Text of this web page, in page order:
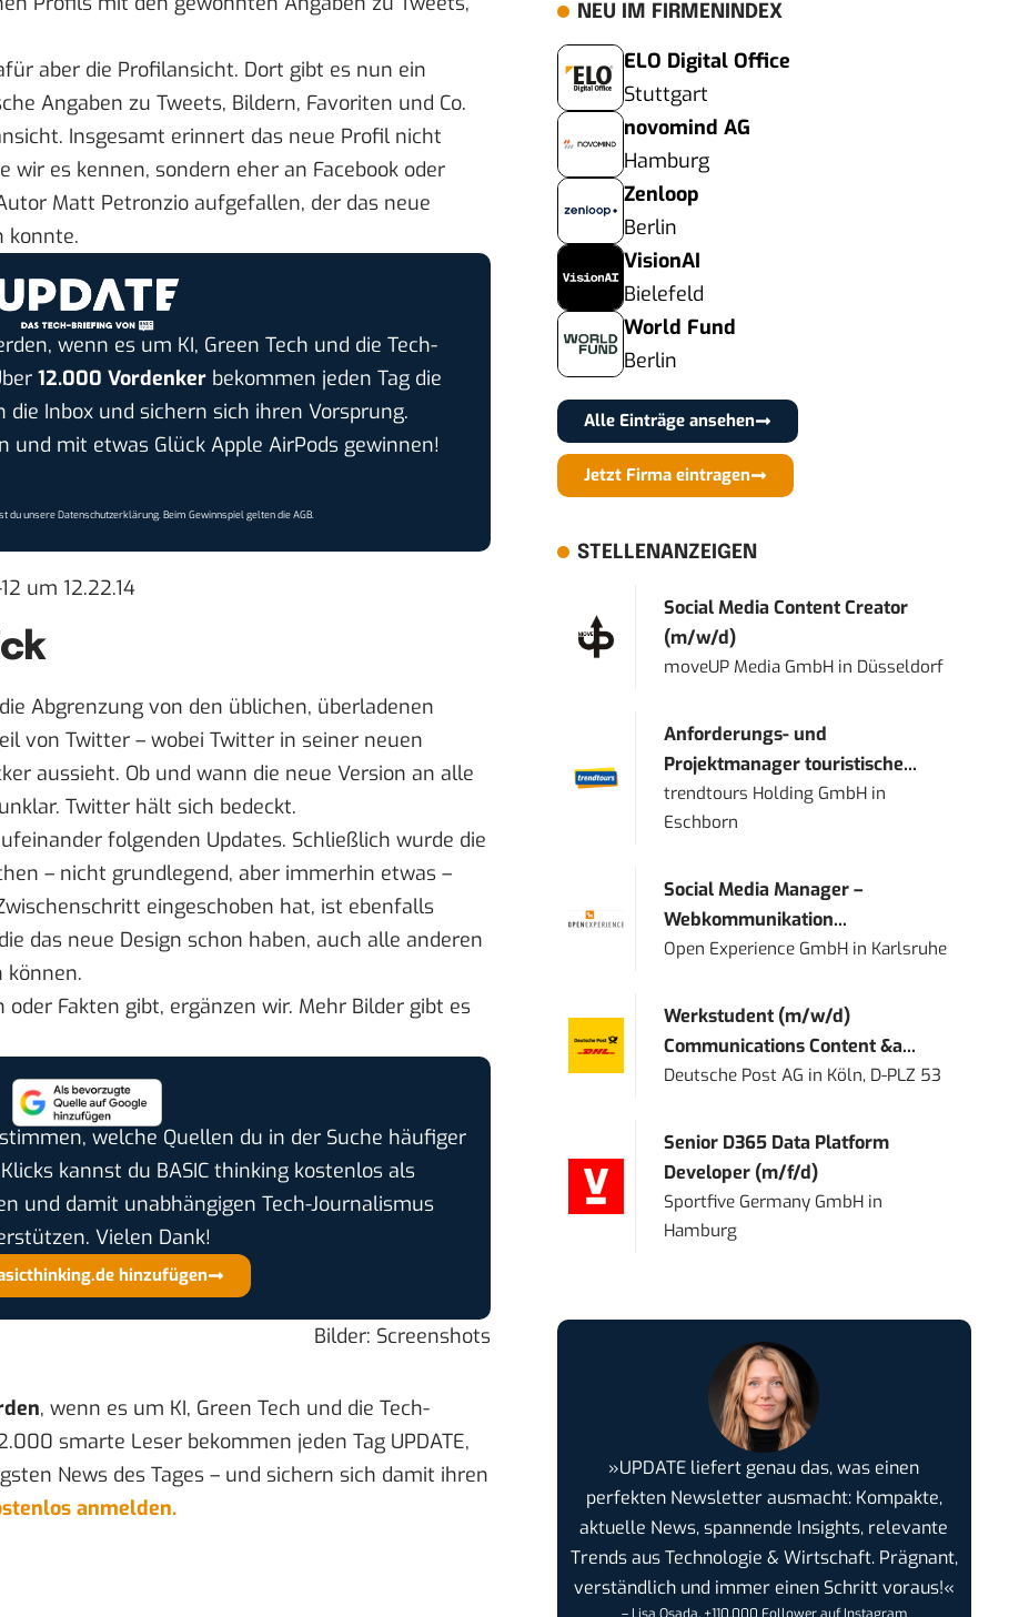
aber die Profilansicht. Dort gibt es nun ein
Angaben zu Tweets, Bildern, Favoriten und Co.
Insgesamt erinnert das neue Profil nicht
wir es kennen, sondern eher an Facebook oder
Matt Petronzio aufgefallen, der das neue
konnte.
wenn es um KI, Green Tech und die Tech-
12.000 Vordenkerbekommen jeden Tag die
Inbox und sichern sich ihren Vorsprung.
und mit etwas Glück Apple AirPods gewinnen!
du unsereDatenschutzerklärung. Beim Gewinnspiel gelten dieAGB.
Abgrenzung von den üblichen, überladenen
von Twitter – wobei Twitter in seiner neuen
aussieht. Ob und wann die neue Version an alle
Twitter hält sich bedeckt.
folgenden Updates. Schließlich wurde die
– nicht grundlegend, aber immerhin etwas –
eingeschoben hat, ist ebenfalls
das neue Design schon haben, auch alle anderen
können.
oder Fakten gibt, ergänzen wir. Mehr Bilder gibt es
welche Quellen du in der Suche häufiger
kannst du BASIC thinking kostenlos als
und damit unabhängigen Tech-Journalismus
Vielen Dank!
hinzufügen
Bilder: Screenshots
, wenn es um KI, Green Tech und die Tech-
smarte Leser bekommen jeden Tag UPDATE,
News des Tages – und sichern sich damit ihren
anmelden.
NEU IM FIRMENINDEX
ELO Digital Office
Stuttgart
novomind AG
Hamburg
Zenloop
Berlin
VisionAI
Bielefeld
World Fund
Berlin
Alle Einträge ansehen
Jetzt Firma eintragen
STELLENANZEIGEN
Social Media Content Creator
(m/w/d)
moveUP Media GmbH in Düsseldorf
Anforderungs- und
Projektmanager touristische...
trendtours Holding GmbH in
Eschborn
Social Media Manager –
Webkommunikation...
Open Experience GmbH in Karlsruhe
Werkstudent (m/w/d)
Communications Content &a...
Deutsche Post AG in Köln, D-PLZ 53
Senior D365 Data Platform
Developer (m/f/d)
Sportfive Germany GmbH in
Hamburg
»UPDATE liefert genau das, was einen
perfekten Newsletter ausmacht: Kompakte,
aktuelle News, spannende Insights, relevante
Trends aus Technologie & Wirtschaft. Prägnant,
verständlich und immer einen Schritt voraus!«